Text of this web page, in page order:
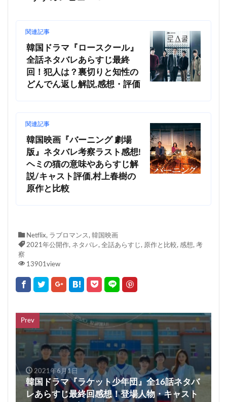
関連記事
韓国ドラマ『ロースクール』
全話ネタバレあらすじ最終
回！犯人は？裏切りと知性の
どんでん返し解説,感想・評価
関連記事
韓国映画『バーニング 劇場
版』ネタバレ考察ラスト感想!
ヘミの猫の意味やあらすじ解
説/キャスト評価,村上春樹の
原作と比較
Netflix, ラブロマンス, 韓国映画
2021年公開作, ネタバレ, 全話あらすじ, 原作と比較, 感想, 考
察
13901view
Prev
2021年6月1日
韓国ドラマ『ラケット少年団』全16話ネタバ
レあらすじ最終回感想！登場人物・キャスト